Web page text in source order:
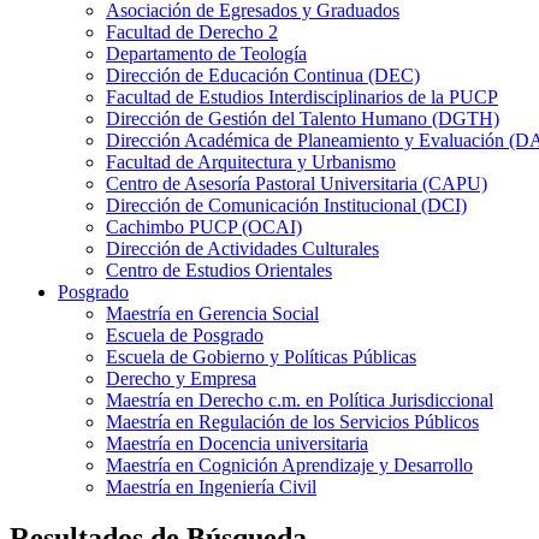
Asociación de Egresados y Graduados
Facultad de Derecho 2
Departamento de Teología
Dirección de Educación Continua (DEC)
Facultad de Estudios Interdisciplinarios de la PUCP
Dirección de Gestión del Talento Humano (DGTH)
Dirección Académica de Planeamiento y Evaluación
Facultad de Arquitectura y Urbanismo
Centro de Asesoría Pastoral Universitaria (CAPU)
Dirección de Comunicación Institucional (DCI)
Cachimbo PUCP (OCAI)
Dirección de Actividades Culturales
Centro de Estudios Orientales
Posgrado
Maestría en Gerencia Social
Escuela de Posgrado
Escuela de Gobierno y Políticas Públicas
Derecho y Empresa
Maestría en Derecho c.m. en Política Jurisdiccional
Maestría en Regulación de los Servicios Públicos
Maestría en Docencia universitaria
Maestría en Cognición Aprendizaje y Desarrollo
Maestría en Ingeniería Civil